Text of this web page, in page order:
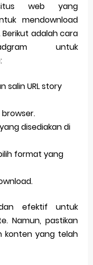
web yang
mendownload
adalah cara
untuk
salin URL story
disediakan di
format yang
efektif untuk
Namun, pastikan
konten yang telah